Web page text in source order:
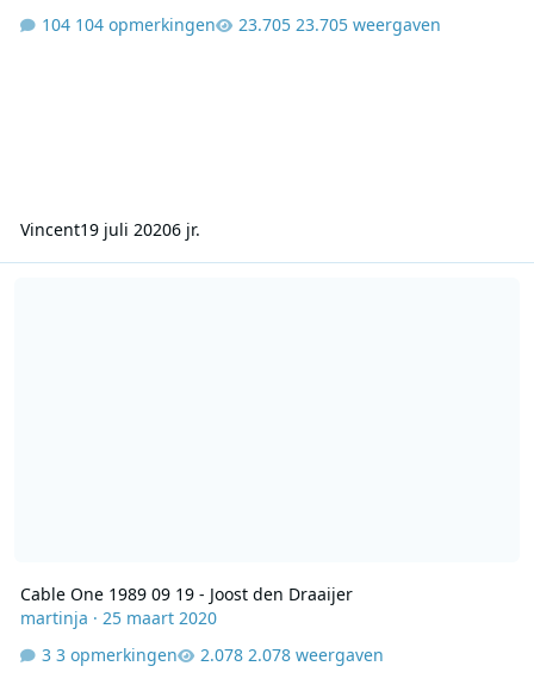
104 opmerkingen
23.705 weergaven
Vincent19 juli 20206 jr.
Cable One 1989 09 19 - Joost den Draaijer
martinja · 25 maart 2020
3 opmerkingen
2.078 weergaven